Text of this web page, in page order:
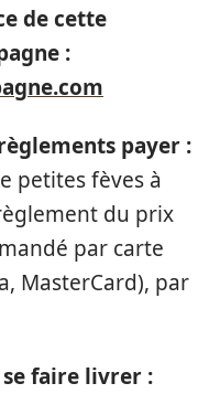
de cette
:
payer :
petites fèves à
du prix
par carte
MasterCard), par
faire livrer :